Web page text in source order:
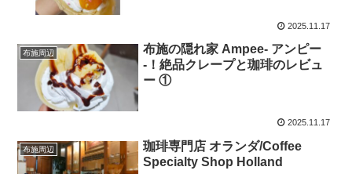
2025.11.17
布施周辺
布施の隠れ家 Ampee- アンピー
-！絶品クレープと珈琲のレビュ
ー ①
2025.11.17
布施周辺
珈琲専門店 オランダ/Coffee
Specialty Shop Holland